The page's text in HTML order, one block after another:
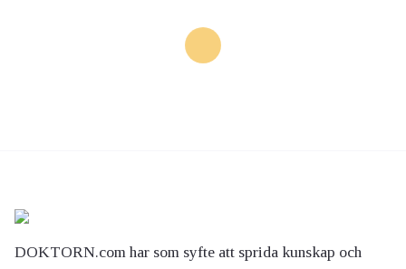
DOKTORN.com har som syfte att sprida kunskap och